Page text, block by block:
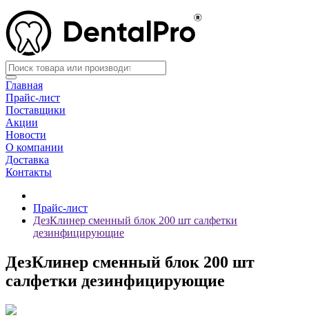
Главная
Прайс-лист
Поставщики
Акции
Новости
О компании
Доставка
Контакты
Прайс-лист
ДезКлинер сменный блок 200 шт салфетки
дезинфицирующие
ДезКлинер сменный блок 200 шт
салфетки дезинфицирующие